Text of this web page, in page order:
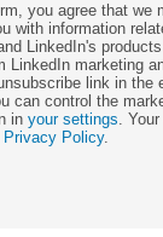
you agree that we
with information
LinkedIn's
LinkedIn marketing
link in the
can control the
in your settings.
Privacy Policy.